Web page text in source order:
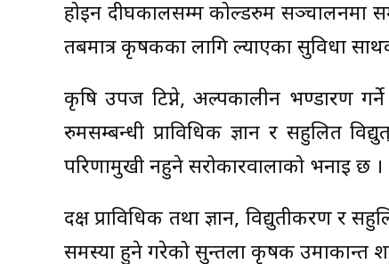
होइन दीर्घकालसम्म कोल्डरुम सञ्चालनमा
तबमात्र कृषकका लागि ल्याएका सुविधा
कृषि उपज टिप्ने, अल्पकालीन भण्डारण गर्ने
रुमसम्बन्धी प्राविधिक ज्ञान र सहुलित
परिणामुखी नहुने सरोकारवालाको भनाइ छ ।
दक्ष प्राविधिक तथा ज्ञान, विद्युतीकरण र
समस्या हुने गरेको सुन्तला कृषक उमाकान्त